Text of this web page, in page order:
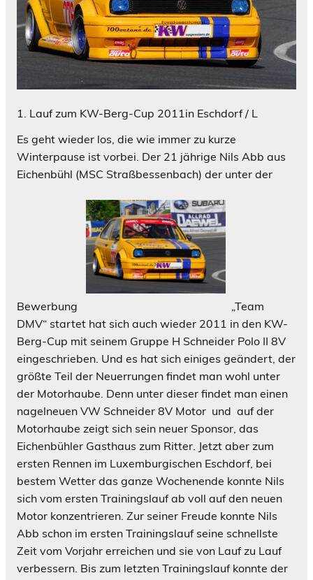
1. Lauf zum KW-Berg-Cup 2011in Eschdorf / L
Es geht wieder los, die wie immer zu kurze
Winterpause ist vorbei. Der 21 jährige Nils Abb aus
Eichenbühl (MSC Straßbessenbach) der unter der
Bewerbung
„Team
DMV“ startet hat sich auch wieder 2011 in den KW-
Berg-Cup mit seinem Gruppe H Schneider Polo II 8V
eingeschrieben. Und es hat sich einiges geändert, der
größte Teil der Neuerrungen findet man wohl unter
der Motorhaube. Denn unter dieser findet man einen
nagelneuen VW Schneider 8V Motor und auf der
Motorhaube zeigt sich sein neuer Sponsor, das
Eichenbühler Gasthaus zum Ritter. Jetzt aber zum
ersten Rennen im Luxemburgischen Eschdorf, bei
bestem Wetter das ganze Wochenende konnte Nils
sich vom ersten Trainingslauf ab voll auf den neuen
Motor konzentrieren. Zur seiner Freude konnte Nils
Abb schon im ersten Trainingslauf seine schnellste
Zeit vom Vorjahr erreichen und sie von Lauf zu Lauf
verbessern. Bis zum letzten Trainingslauf konnte der